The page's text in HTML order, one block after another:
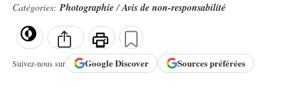
Catégories:Photographie/Avis de non-responsabilité
Suivez-nous sur GoogleDiscover Sources préférées